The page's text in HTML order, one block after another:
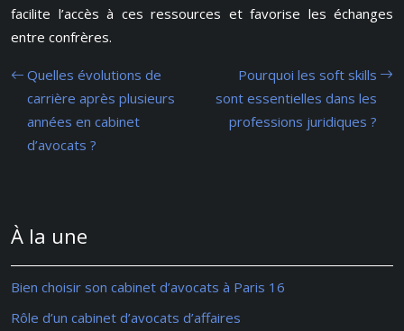
facilite l’accès à ces ressources et favorise les échanges
entre confrères.
Quelles évolutions de
carrière après plusieurs
années en cabinet
d’avocats ?
Pourquoi les soft skills
sont essentielles dans les
professions juridiques ?
À la une
Bien choisir son cabinet d’avocats à Paris 16
Rôle d’un cabinet d’avocats d’affaires